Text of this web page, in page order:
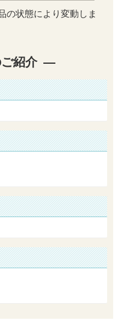
の状態により変動しま
紹介